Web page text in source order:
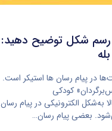
رسم شکل توضیح دهید:
در پیام رسان ها استیکر است.
کودکی
الکترونیکی در پیام رسان
بعضی پیام رسان…